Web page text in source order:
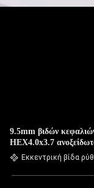
9.5mm βιδών
HEX4.0x3.7
Εκκεντρική βίδα